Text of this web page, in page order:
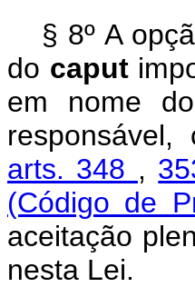
§ 8º A
do caput
em nome
arts. 348 ,
(Código de
aceitação
nesta Lei.